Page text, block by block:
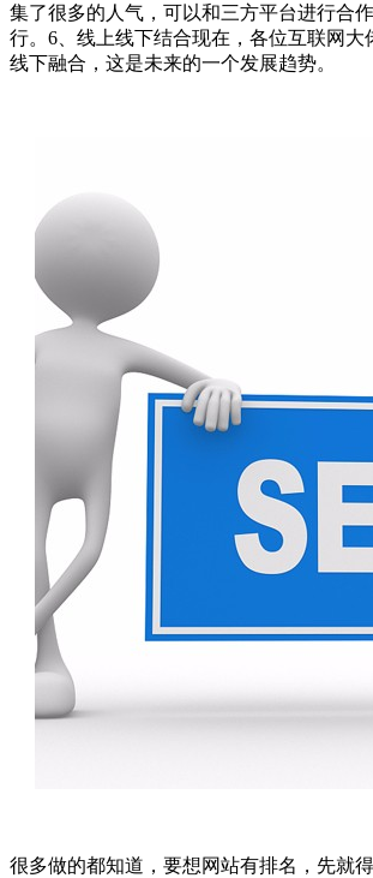
集了很多的人气，可以和三方平台进行合
行。6、线上线下结合现在，各位互联网大
线下融合，这是未来的一个发展趋势。
很多做的都知道，要想网站有排名，先就